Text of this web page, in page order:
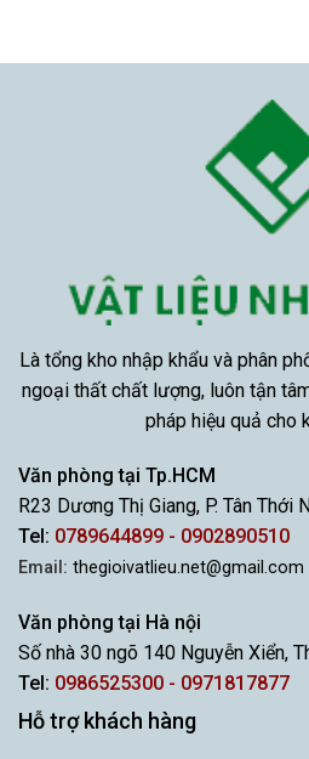
Là tổng kho nhập khẩu và phân
ngoại thất chất lượng, luôn tận
pháp hiệu quả cho
Văn phòng tại Tp.HCM
R23 Dương Thị Giang, P. Tân Thới
Tel: 0789644899 - 0902890510
Email: thegioivatlieu.net@gmail.com
Văn phòng tại Hà nội
Số nhà 30 ngõ 140 Nguyễn Xiển,
Tel: 0986525300 - 0971817877
Hỗ trợ khách hàng